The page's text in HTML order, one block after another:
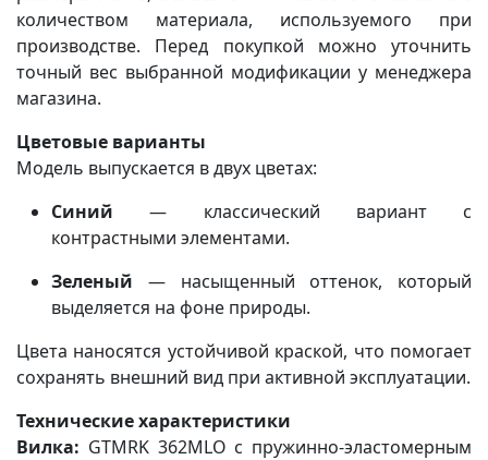
количеством материала, используемого при
производстве. Перед покупкой можно уточнить
точный вес выбранной модификации у менеджера
магазина.
Цветовые варианты
Модель выпускается в двух цветах:
Синий — классический вариант с
контрастными элементами.
Зеленый — насыщенный оттенок, который
выделяется на фоне природы.
Цвета наносятся устойчивой краской, что помогает
сохранять внешний вид при активной эксплуатации.
Технические характеристики
Вилка: GTMRK 362MLO с пружинно-эластомерным